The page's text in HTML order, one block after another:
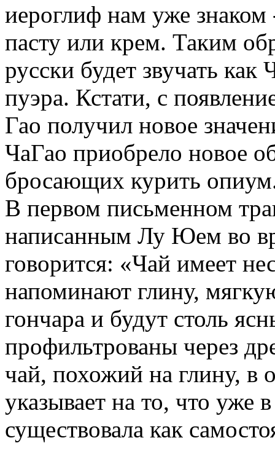
иероглиф нам уже знаком
пасту или крем. Таким
русски будет звучать
пуэра. Кстати, с
Гао получил новое
ЧаГао приобрело новое
бросающих курить
В первом письменном
написанным Лу Юем во
говорится: «Чай имеет
напоминают глину,
гончара и будут столь
профильтрованы через
чай, похожий на глину, в
указывает на то, что уже
существовала как